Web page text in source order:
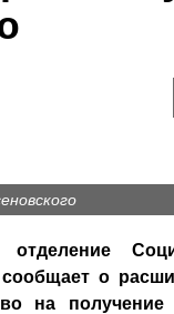
отделение
о
на получение